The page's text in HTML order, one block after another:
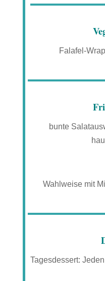
Falafel-
bunte
Wahlweise mit
Tagesdessert: